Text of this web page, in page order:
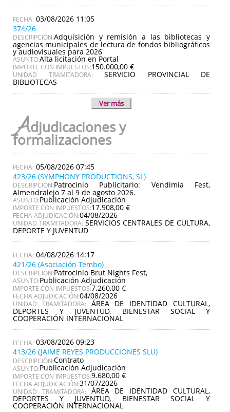
03/08/2026 11:05
374/26
DESCRIPCIÓN:Adquisición y remisión a las bibliotecas y
agencias municipales de lectura de fondos bibliográficos
y audiovisuales para 2026
ASUNTO:Alta licitación en Portal
IMPORTE CON IMPUESTOS:150.000,00 €
UNIDAD TRAMITADORA:SERVICIO PROVINCIAL DE
BIBLIOTECAS
Ver más
Adjudicaciones y
formalizaciones
05/08/2026 07:45
423/26 (SYMPHONY PRODUCTIONS, SL)
DESCRIPCIÓN:Patrocinio Publicitario: Vendimia Fest,
Almendralejo 7 al 9 de agosto 2026.
ASUNTO:Publicación Adjudicación
IMPORTE CON IMPUESTOS:17.908,00 €
FECHA ADJUDICACIÓN:04/08/2026
UNIDAD TRAMITADORA: SERVICIOS CENTRALES DE CULTURA,
DEPORTE Y JUVENTUD
04/08/2026 14:17
421/26 (Asociación Tembo)
DESCRIPCIÓN:Patrocinio Brut Nights Fest,
ASUNTO:Publicación Adjudicación
IMPORTE CON IMPUESTOS:7.260,00 €
FECHA ADJUDICACIÓN:04/08/2026
UNIDAD TRAMITADORA: ÁREA DE IDENTIDAD CULTURAL,
DEPORTES Y JUVENTUD, BIENESTAR SOCIAL Y
COOPERACIÓN INTERNACIONAL
03/08/2026 09:23
413/26 (JAIME REYES PRODUCCIONES SLU)
DESCRIPCIÓN:Contrato
ASUNTO:Publicación Adjudicación
IMPORTE CON IMPUESTOS:9.680,00 €
FECHA ADJUDICACIÓN:31/07/2026
UNIDAD TRAMITADORA: ÁREA DE IDENTIDAD CULTURAL,
DEPORTES Y JUVENTUD, BIENESTAR SOCIAL Y
COOPERACIÓN INTERNACIONAL